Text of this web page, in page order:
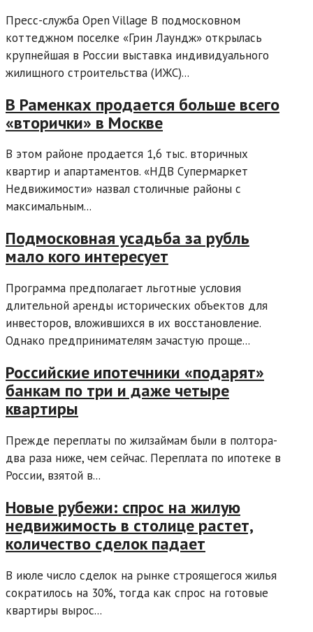
Пресс-служба Open Village В подмосковном
коттеджном поселке «Грин Лаундж» открылась
крупнейшая в России выставка индивидуального
жилищного строительства (ИЖС)...
В Раменках продается больше всего
«вторички» в Москве
В этом районе продается 1,6 тыс. вторичных
квартир и апартаментов. «НДВ Супермаркет
Недвижимости» назвал столичные районы с
максимальным...
Подмосковная усадьба за рубль
мало кого интересует
Программа предполагает льготные условия
длительной аренды исторических объектов для
инвесторов, вложившихся в их восстановление.
Однако предпринимателям зачастую проще...
Российские ипотечники «подарят»
банкам по три и даже четыре
квартиры
Прежде переплаты по жилзаймам были в полтора-
два раза ниже, чем сейчас. Переплата по ипотеке в
России, взятой в...
Новые рубежи: спрос на жилую
недвижимость в столице растет,
количество сделок падает
В июле число сделок на рынке строящегося жилья
сократилось на 30%, тогда как спрос на готовые
квартиры вырос...